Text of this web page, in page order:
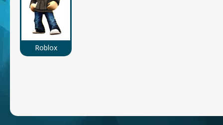
Roblox